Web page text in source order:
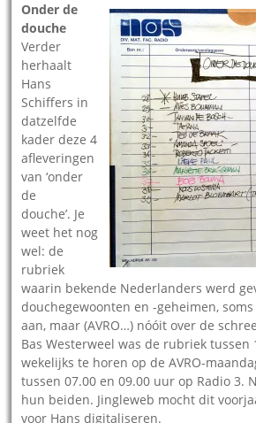
Onder de
douche
Verder
herhaalt
Hans
Schiffers in
datzelfde
kader deze 4
afleveringen
van ‘onder
de
douche’. Je
weet het nog
wel: de
rubriek
waarin bekende Nederlanders werd
douchegewoonten en -geheimen,
aan, maar (AVRO…) nóóit over de
Bas Westerweel was de rubriek tussen
wekelijks te horen op de AVRO-
tussen 07.00 en 09.00 uur op Radio 3.
hun beiden. Jingleweb mocht dit
voor Hans digitaliseren.